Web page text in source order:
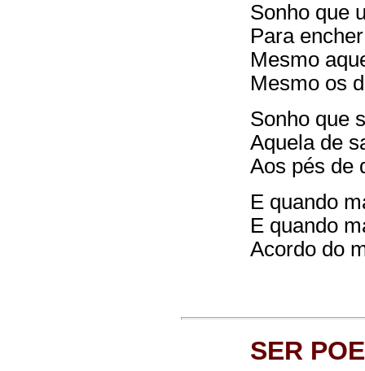
Sonho que
Para
Mesmo
Mesmo os
Sonho que
Aquela de
Aos pés de
E quando
E quando
Acordo do
SER